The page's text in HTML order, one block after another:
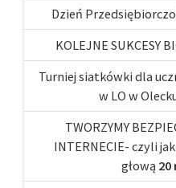
Dzień
KOLEJNE SUKCESY
Turniej siatkówki dla
w LO w
TWORZYMY
INTERNECIE- czyli
głową 20